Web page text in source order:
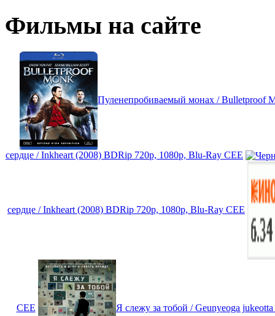
Фильмы на сайте
Пуленепробиваемый монах / Bulletproof
сердце / Inkheart (2008) BDRip 720p, 1080p, Blu-Ray CEE
сердце / Inkheart (2008) BDRip 720p, 1080p, Blu-Ray CEE
CEE Я слежу за тобой / Geunyeoga